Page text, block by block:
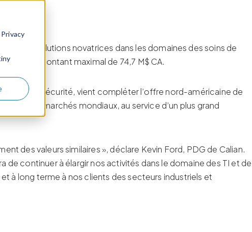
des solutions novatrices dans les domaines des soins de
pour un montant maximal de 74,7 M$ CA.
de cybersécurité, vient compléter l’offre nord-américaine de
sur les marchés mondiaux, au service d’un plus grand
des valeurs similaires », déclare Kevin Ford, PDG de Calian.
continuer à élargir nos activités dans le domaine des TI et de
à long terme à nos clients des secteurs industriels et